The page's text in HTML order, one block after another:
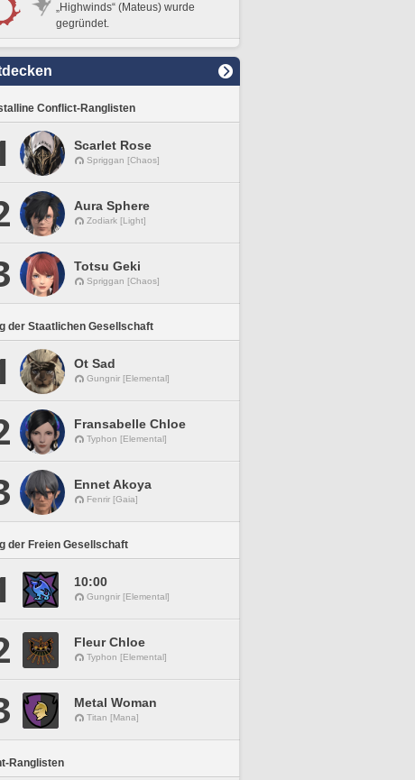
„Highwinds“ (Mateus) wurde
gegründet.
Conflict-Ranglisten
Scarlet Rose
Spriggan [Chaos]
Aura Sphere
Zodiark [Light]
Totsu Geki
Spriggan [Chaos]
der Staatlichen Gesellschaft
Ot Sad
Gungnir [Elemental]
Fransabelle Chloe
Typhon [Elemental]
Ennet Akoya
Fenrir [Gaia]
der Freien Gesellschaft
10:00
Gungnir [Elemental]
Fleur Chloe
Typhon [Elemental]
Metal Woman
Titan [Mana]
Ranglisten